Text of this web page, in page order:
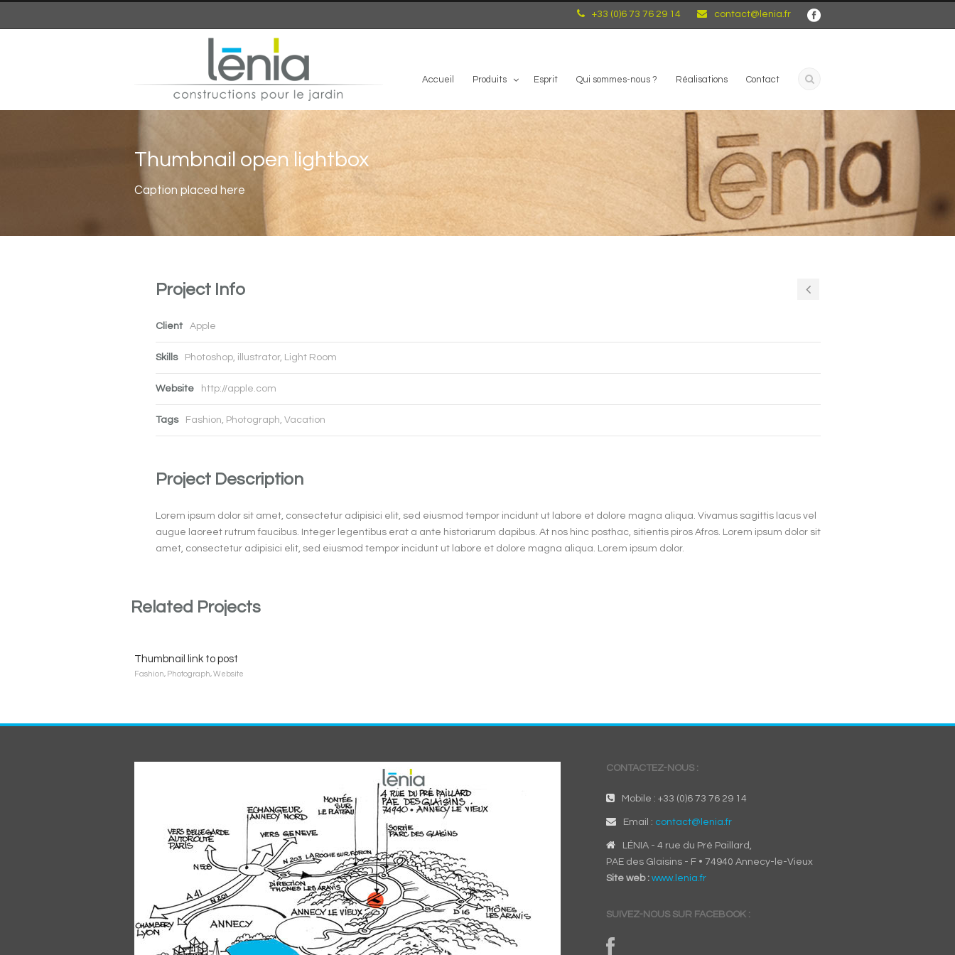
+33 (0)6 73 76 29 14 contact@lenia.fr
Accueil Produits Esprit Qui sommes-nous ? Réalisations Contact
Thumbnail open lightbox
Caption placed here
Project Info
Client Apple
Skills Photoshop, illustrator, Light Room
Website http://apple.com
Tags Fashion Photograph Vacation
Project Description
Lorem ipsum dolor sit amet, consectetur adipisici elit, sed eiusmod tempor incidunt ut labore et dolore magna aliqua. Vivamus sagittis lacus vel
augue laoreet rutrum faucibus. Integer legentibus erat a ante historiarum dapibus. At nos hinc posthac, sitientis piros Afros. Lorem ipsum dolor sit
amet, consectetur adipisici elit, sed eiusmod tempor incidunt ut labore et dolore magna aliqua. Lorem ipsum dolor.
Related Projects
Thumbnail link to post
Fashion, Photograph,Website
CONTACTEZ-NOUS :
Mobile : +33 (0)6 73 76 29 14
Email : contact@lenia.fr
LÉNIA - 4 rue du Pré Paillard,
PAE des Glaisins - F • 74940 Annecy-le-Vieux
Site web : www.lenia.fr
SUIVEZ-NOUS SUR FACEBOOK :